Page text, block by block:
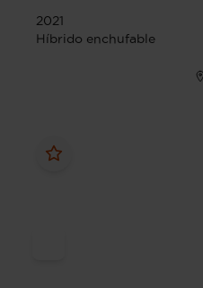
2021
Híbrido enchufable